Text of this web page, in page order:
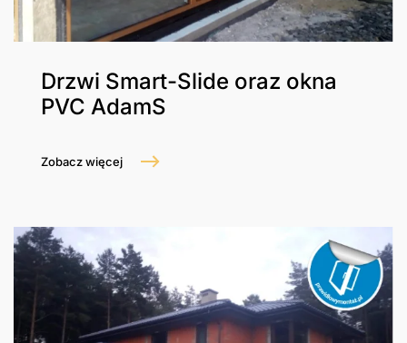
Drzwi Smart-Slide oraz okna
PVC AdamS
Zobacz więcej